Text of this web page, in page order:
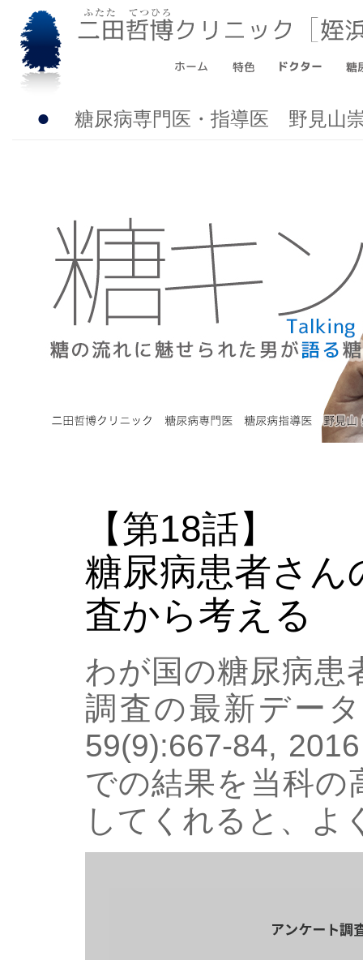
● 糖尿病専門医・指導医 野見山
【第18話】
糖尿病患者さん
査から考える
わが国の糖尿病患
調査の最新デー
59(9):667-84,
での結果を当科の
してくれると、よ